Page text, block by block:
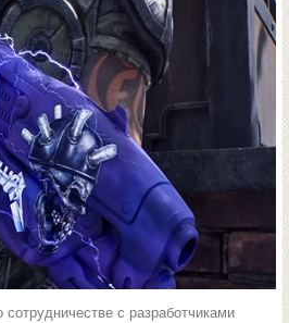
сотрудничестве с разработчиками